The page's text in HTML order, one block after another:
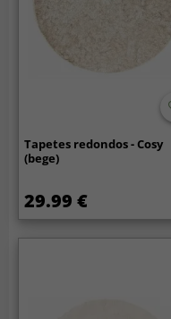
Tapetes redondos - Cosy
(bege)
29.99 €